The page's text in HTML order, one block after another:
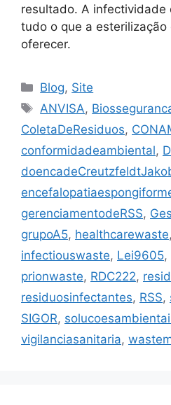
resultado. A infectividade
tudo o que a esterilização
oferecer.
Blog, Site
ANVISA,
ColetaDeResiduos,
conformidadeambiental,
gerenciamentodeRSS,
grupoA5, healthcarewaste,
infectiouswaste, Lei9605,
prionwaste, RDC222,
residuosinfectantes, RSS,
SIGOR,
vigilanciasanitaria,